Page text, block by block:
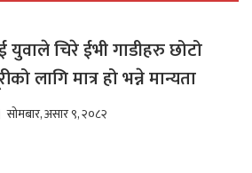
युवाले चिरे ईभी गाडीहरु छोटो
लागि मात्र हो भन्ने मान्यता
सोमबार, असार ९, २०८२